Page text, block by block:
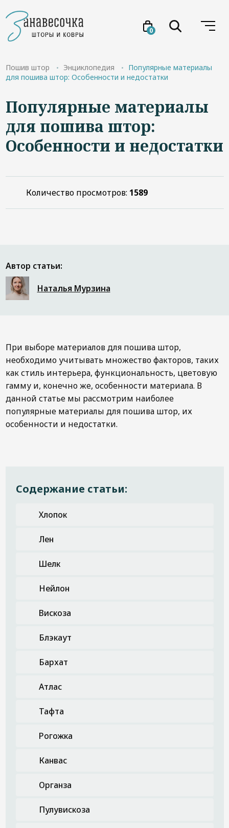
0
Услуги
Акции
Проекты
О нас
Пошив штор Энциклопедия
Популярные материалы
для пошива штор: Особенности и недостатки
Популярные материалы
для пошива штор:
Особенности и недостатки
Количество просмотров: 1589
Автор статьи:
Наталья Мурзина
При выборе материалов для пошива штор,
необходимо учитывать множество факторов, таких
как стиль интерьера, функциональность, цветовую
гамму и, конечно же, особенности материала. В
данной статье мы рассмотрим наиболее
популярные материалы для пошива штор, их
особенности и недостатки.
Содержание статьи:
Хлопок
Лен
Шелк
Нейлон
Вискоза
Блэкаут
Бархат
Атлас
Тафта
Рогожка
Канвас
Органза
Пулувискоза